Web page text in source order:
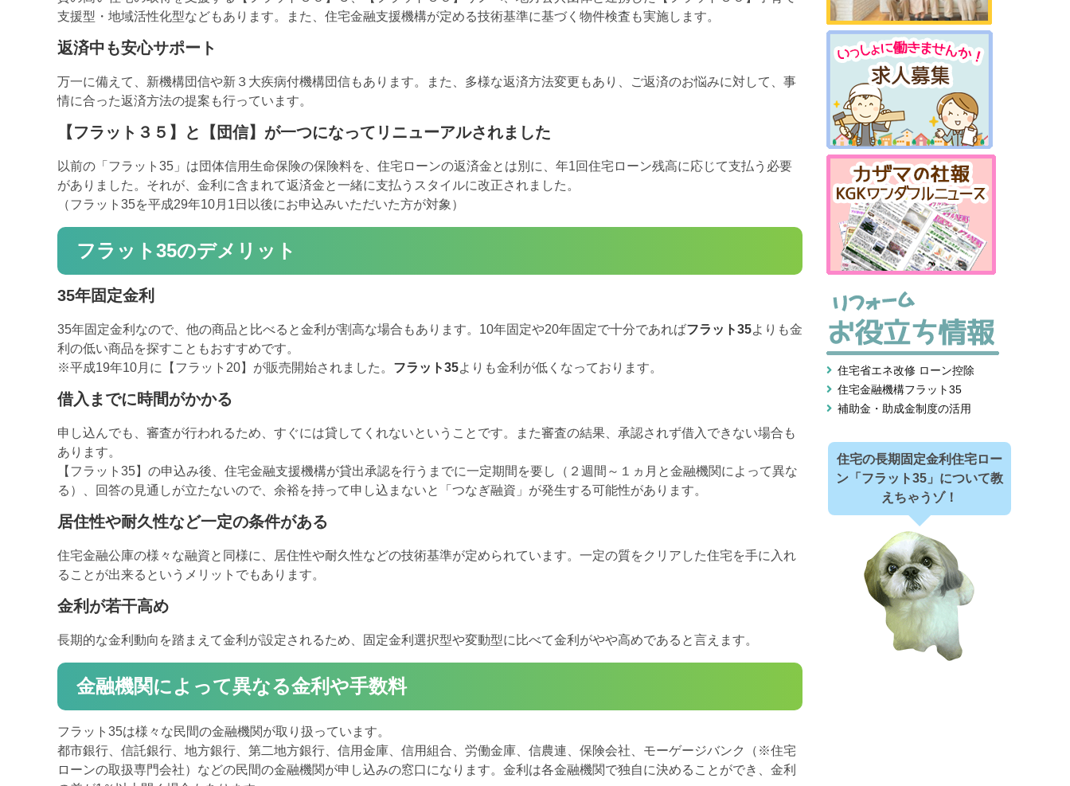
支援型・地域活性化型などもあります。また、住宅金融支援機構が定める技術基準に基づく物件検査も実施します。
返済中も安心サポート
万一に備えて、新機構団信や新３大疾病付機構団信もあります。また、多様な返済方法変更もあり、ご返済のお悩みに対して、事
情に合った返済方法の提案も行っています。
【フラット３５】と【団信】が一つになってリニューアルされました
以前の「フラット35」は団体信用生命保険の保険料を、住宅ローンの返済金とは別に、年1回住宅ローン残高に応じて支払う必要
がありました。それが、金利に含まれて返済金と一緒に支払うスタイルに改正されました。
（フラット35を平成29年10月1日以後にお申込みいただいた方が対象）
フラット35のデメリット
35年固定金利
35年固定金利なので、他の商品と比べると金利が割高な場合もあります。10年固定や20年固定で十分であればフラット35よりも金
利の低い商品を探すこともおすすめです。
※平成19年10月に【フラット20】が販売開始されました。 フラット35よりも金利が低くなっております。
借入までに時間がかかる
申し込んでも、審査が行われるため、すぐには貸してくれないということです。また審査の結果、承認されず借入できない場合も
あります。
【フラット35】の申込み後、住宅金融支援機構が貸出承認を行うまでに一定期間を要し（２週間～１ヵ月と金融機関によって異な
る）、回答の見通しが立たないので、余裕を持って申し込まないと「つなぎ融資」が発生する可能性があります。
居住性や耐久性など一定の条件がある
住宅金融公庫の様々な融資と同様に、居住性や耐久性などの技術基準が定められています。一定の質をクリアした住宅を手に入れ
ることが出来るというメリットでもあります。
金利が若干高め
長期的な金利動向を踏まえて金利が設定されるため、固定金利選択型や変動型に比べて金利がやや高めであると言えます。
金融機関によって異なる金利や手数料
フラット35は様々な民間の金融機関が取り扱っています。
都市銀行、信託銀行、地方銀行、第二地方銀行、信用金庫、信用組合、労働金庫、信農連、保険会社、モーゲージバンク（※住宅
ローンの取扱専門会社）などの民間の金融機関が申し込みの窓口になります。金利は各金融機関で独自に決めることができ、金利
住宅省エネ改修 ローン控除
住宅金融機構フラット35
補助金・助成金制度の活用
住宅の長期固定金利住宅ロー
ン「フラット35」について教
えちゃうゾ！